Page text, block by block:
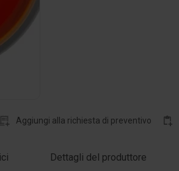
Aggiungi alla richiesta di preventivo
Dettagli del produttore